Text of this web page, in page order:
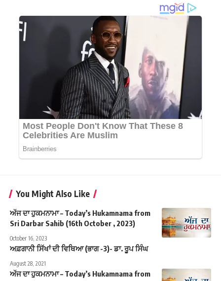
You Might Also Like
ਅੱਜ ਦਾ ਹੁਕਮਨਾਮਾ – Today’s Hukamnama from
Sri Darbar Sahib (16th October , 2023)
October 16, 2023
ਅਫ਼ਗਾਨੀ ਸਿੱਖਾਂ ਦੀ ਵਿਥਿਆ (ਭਾਗ -3)- ਡਾ. ਰੂਪ ਸਿੰਘ
August 28, 2021
ਅੱਜ ਦਾ ਹੁਕਮਨਾਮਾ – Today’s Hukamnama from